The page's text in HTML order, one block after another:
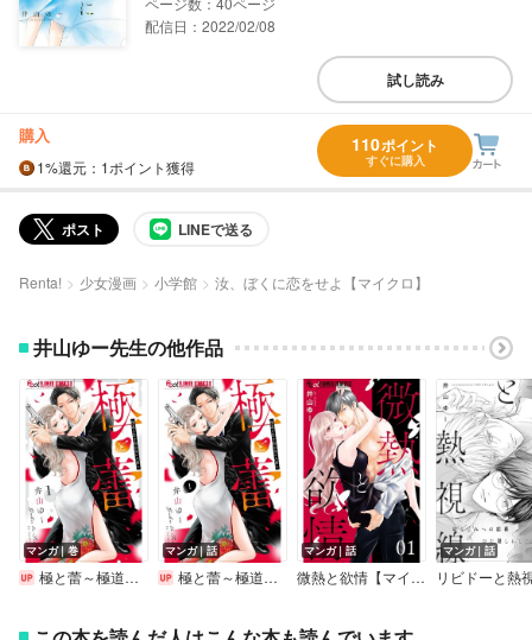
配信日：2022/02/08
試し読み
購入
1%還元 ：1ポイント獲得
110ポイント
すぐに購入
ポスト LINEで送る
Renta! 少女漫画 小学館 汝、ぼくに恋をせよ【マイクロ】
井山ゆー先生の他作品
マンガ｜巻
極と蕾～極道と恋を知らない人妻と～
マンガ｜話
極と蕾～極道と恋を知らない人妻と～【マイクロ】
マンガ｜話
微熱と欲情【マイクロ】
マンガ｜話
リビドーと熱